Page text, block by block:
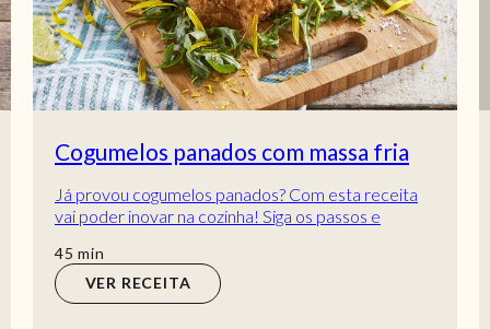
Cogumelos panados com massa fria
Já provou cogumelos panados? Com esta receita
vai poder inovar na cozinha! Siga os passos e
45 min
min
VER RECEITA